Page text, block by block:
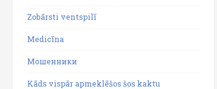
Zobārsti ventspilī
Medicīna
Мошенники
Kāds vispār apmeklēšos šos kaktu